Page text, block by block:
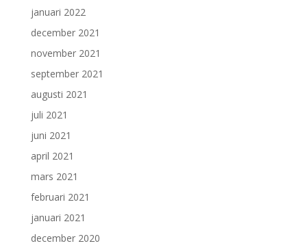
januari 2022
december 2021
november 2021
september 2021
augusti 2021
juli 2021
juni 2021
april 2021
mars 2021
februari 2021
januari 2021
december 2020